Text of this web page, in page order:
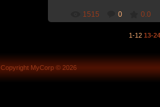
1515 0 0.0
1-12 13-24
Copyright MyCorp © 2026